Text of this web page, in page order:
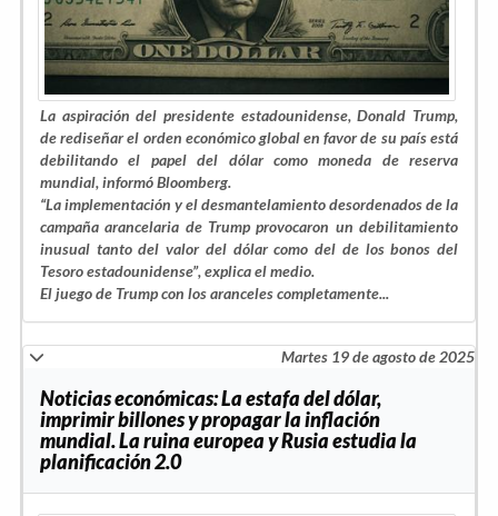
La aspiración del presidente estadounidense, Donald Trump,
de rediseñar el orden económico global en favor de su país está
debilitando el papel del dólar como moneda de reserva
mundial, informó Bloomberg.
“La implementación y el desmantelamiento desordenados de la
campaña arancelaria de Trump provocaron un debilitamiento
inusual tanto del valor del dólar como del de los bonos del
Tesoro estadounidense”, explica el medio.
El juego de Trump con los aranceles completamente...
Martes 19 de agosto de 2025
Noticias económicas: La estafa del dólar,
imprimir billones y propagar la inflación
mundial. La ruina europea y Rusia estudia la
planificación 2.0